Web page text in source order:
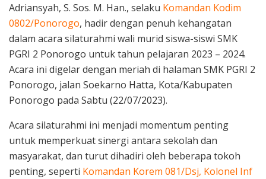
Adriansyah, S. Sos. M. Han., selaku Komandan Kodim
0802/Ponorogo, hadir dengan penuh kehangatan
dalam acara silaturahmi wali murid siswa-siswi SMK
PGRI 2 Ponorogo untuk tahun pelajaran 2023 – 2024.
Acara ini digelar dengan meriah di halaman SMK PGRI 2
Ponorogo, jalan Soekarno Hatta, Kota/Kabupaten
Ponorogo pada Sabtu (22/07/2023).
Acara silaturahmi ini menjadi momentum penting
untuk memperkuat sinergi antara sekolah dan
masyarakat, dan turut dihadiri oleh beberapa tokoh
penting, seperti Komandan Korem 081/Dsj, Kolonel Inf